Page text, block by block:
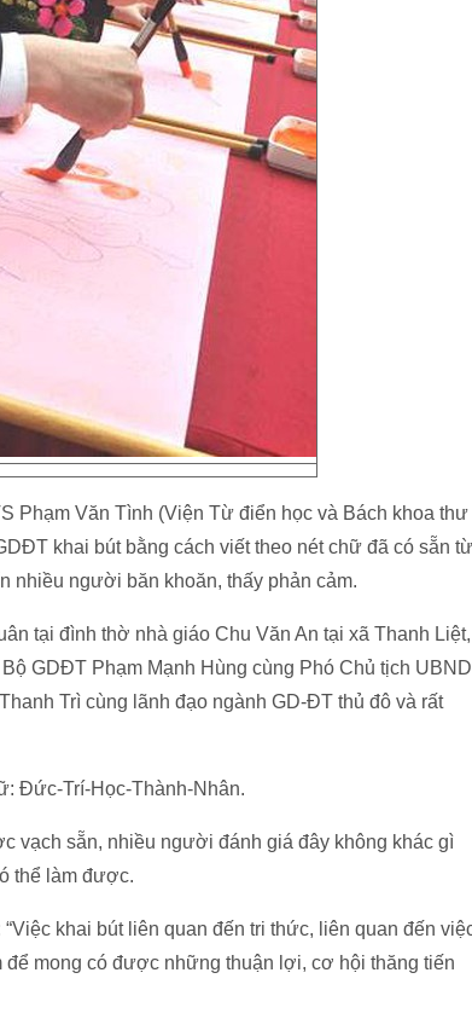
Phạm Văn Tình (Viện Từ điển học và Bách khoa thư
khai bút bằng cách viết theo nét chữ đã có sẵn từ
nhiều người băn khoăn, thấy phản cảm.
tại đình thờ nhà giáo Chu Văn An tại xã Thanh Liệt,
GDĐT Phạm Mạnh Hùng cùng Phó Chủ tịch UBND
Trì cùng lãnh đạo ngành GD-ĐT thủ đô và rất
Đức-Trí-Học-Thành-Nhân.
vạch sẵn, nhiều người đánh giá đây không khác gì
thể làm được.
khai bút liên quan đến tri thức, liên quan đến
mong có được những thuận lợi, cơ hội thăng tiến